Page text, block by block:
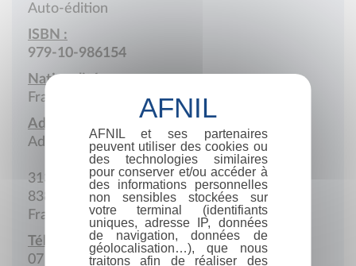
Auto-édition
ISBN :
979-10-986154
Nationalité :
France
Adresse :
Adresse postale
313 Chemin Ancien chemin de Bargemon
83830 Claviers
France
Téléphone portable :
07 83 63 38 95
AFNIL et ses partenaires
peuvent utiliser des cookies ou
des technologies similaires
pour conserver et/ou accéder à
des informations personnelles
non sensibles stockées sur
votre terminal (identifiants
uniques, adresse IP, données
de navigation, données de
géolocalisation…), que nous
traitons afin de réaliser des